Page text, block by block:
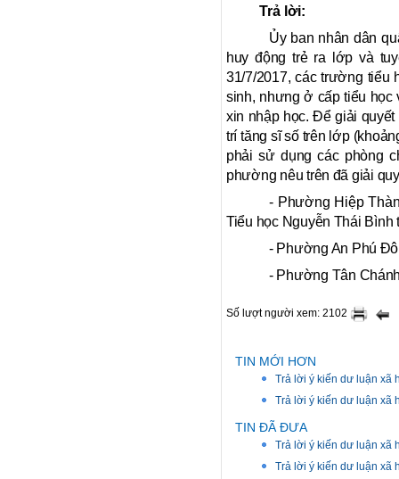
Trả lời:
Ủy ban nhân dân
huy động trẻ ra lớp và
31/7/2017, các trường tiểu
sinh, nhưng ở cấp tiểu học
xin nhập học. Để giải
trí tăng sĩ số trên lớp
phải sử dụng các phòng
phường nêu trên đã giải
- Phường Hiệp
Tiểu học Nguyễn Thái Bình
- Phường An Phú
- Phường Tân
Số lượt người xem: 2102
TIN MỚI HƠN
Trả lời ý kiến dư luận xã
Trả lời ý kiến dư luận xã
TIN ĐÃ ĐƯA
Trả lời ý kiến dư luận xã
Trả lời ý kiến dư luận xã